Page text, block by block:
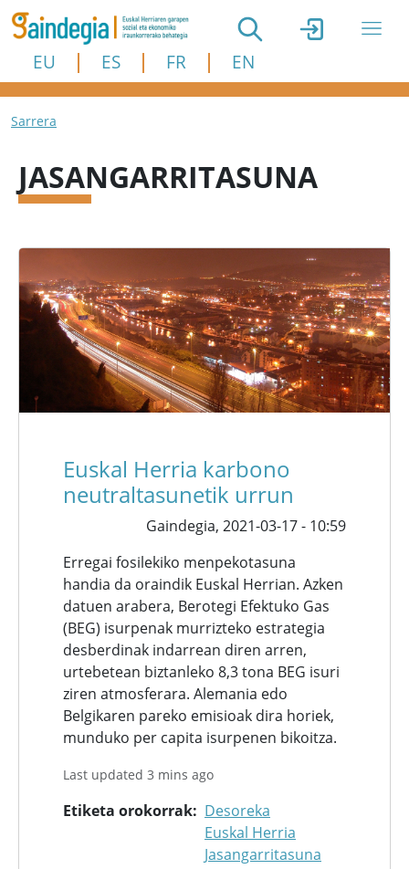
Skip to main content
EU ES FR EN
Breadcrumb
Sarrera
JASANGARRITASUNA
Euskal Herria karbono
neutraltasunetik urrun
Gaindegia, 2021-03-17 - 10:59
Erregai fosilekiko menpekotasuna
handia da oraindik Euskal Herrian. Azken
datuen arabera, Berotegi Efektuko Gas
(BEG) isurpenak murrizteko estrategia
desberdinak indarrean diren arren,
urtebetean biztanleko 8,3 tona BEG isuri
ziren atmosferara. Alemania edo
Belgikaren pareko emisioak dira horiek,
munduko per capita isurpenen bikoitza.
Last updated 3 mins ago
Etiketa orokorrak
Desoreka
Euskal Herria
Jasangarritasuna